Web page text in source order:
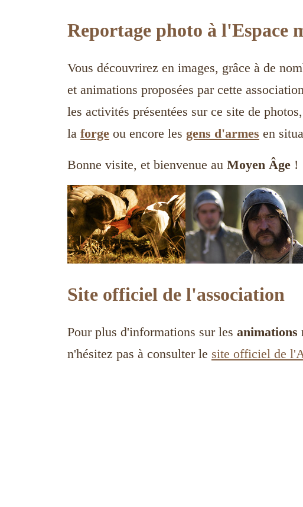
Reportage photo à l'Espace
Vous découvrirez en images, grâce à de
et animations proposées par cette
les activités présentées sur ce site de
la forge ou encore les gens d'armes en
Bonne visite, et bienvenue au Moyen Âge !
Site officiel de l'association
Pour plus d'informations sur les animations
n'hésitez pas à consulter le site officiel de